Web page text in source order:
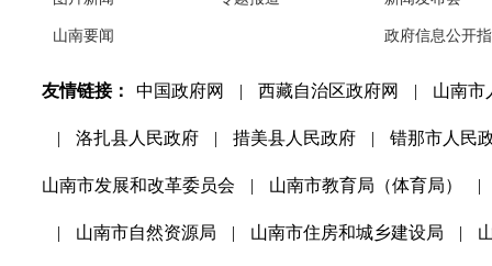
山南要闻 政府信息公开
友情链接： 中国政府网 | 西藏自治区政府网 | 山南市
| 洛扎县人民政府 | 措美县人民政府 | 错那市人民
山南市发展和改革委员会 | 山南市教育局（体育局） |
| 山南市自然资源局 | 山南市住房和城乡建设局 |